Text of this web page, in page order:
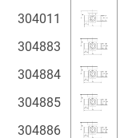
304011
304883
304884
304885
304886